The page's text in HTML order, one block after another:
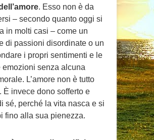
. Esso non è da
– secondo quanto oggi si
in molti casi – come un
di passioni disordinate o un
i propri sentimenti e le
emozioni senza alcuna
L’amore non è tutto
È invece dono sofferto e
sé, perché la vita nasca e si
fino alla sua pienezza.